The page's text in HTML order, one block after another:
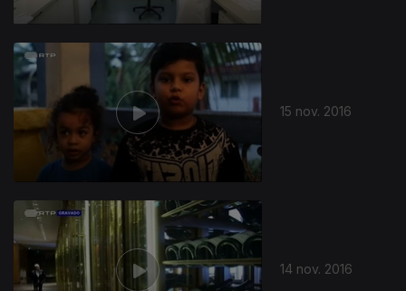
15 nov. 2016
14 nov. 2016
258694